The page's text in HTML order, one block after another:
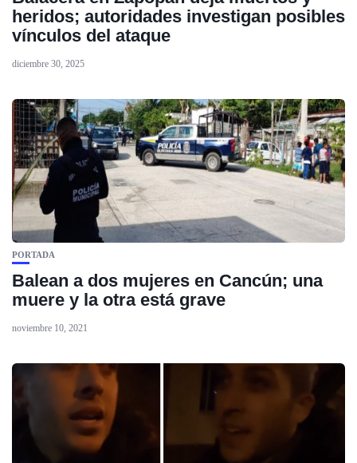
heridos; autoridades investigan posibles
vínculos del ataque
diciembre 30, 2025
PORTADA
Balean a dos mujeres en Cancún; una
muere y la otra está grave
noviembre 10, 2021